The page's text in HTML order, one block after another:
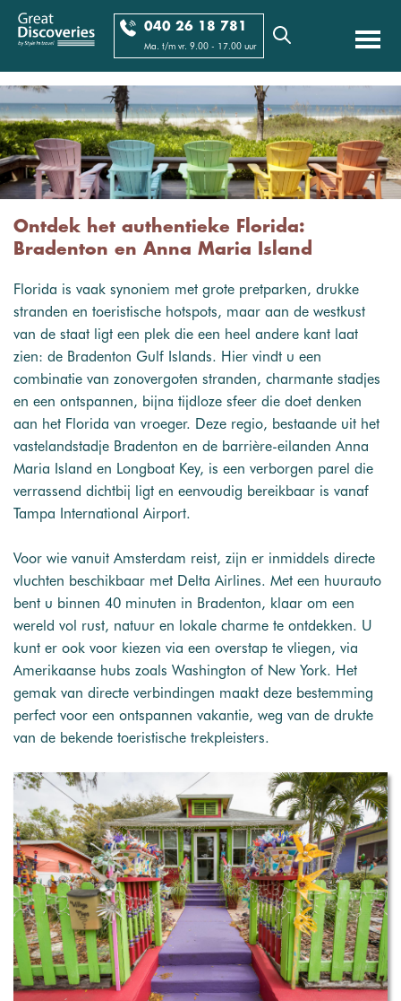
040 26 18 781
Ma. t/m vr. 9.00 - 17.00 uur
Ontdek het authentieke Florida:
Bradenton en Anna Maria Island
Florida is vaak synoniem met grote pretparken, drukke
stranden en toeristische hotspots, maar aan de westkust
van de staat ligt een plek die een heel andere kant laat
zien: de Bradenton Gulf Islands. Hier vindt u een
combinatie van zonovergoten stranden, charmante stadjes
en een ontspannen, bijna tijdloze sfeer die doet denken
aan het Florida van vroeger. Deze regio, bestaande uit het
vastelandstadje Bradenton en de barrière-eilanden Anna
Maria Island en Longboat Key, is een verborgen parel die
verrassend dichtbij ligt en eenvoudig bereikbaar is vanaf
Tampa International Airport.
Voor wie vanuit Amsterdam reist, zijn er inmiddels directe
vluchten beschikbaar met Delta Airlines. Met een huurauto
bent u binnen 40 minuten in Bradenton, klaar om een
wereld vol rust, natuur en lokale charme te ontdekken. U
kunt er ook voor kiezen via een overstap te vliegen, via
Amerikaanse hubs zoals Washington of New York. Het
gemak van directe verbindingen maakt deze bestemming
perfect voor een ontspannen vakantie, weg van de drukte
van de bekende toeristische trekpleisters.